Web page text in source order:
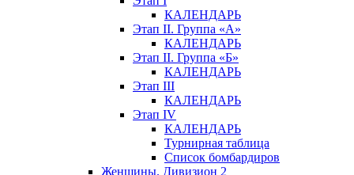
КАЛЕНДАРЬ
Этап II. Группа «А»
КАЛЕНДАРЬ
Этап II. Группа «Б»
КАЛЕНДАРЬ
Этап III
КАЛЕНДАРЬ
Этап IV
КАЛЕНДАРЬ
Турнирная таблица
Список бомбардиров
Женщины. Дивизион 2